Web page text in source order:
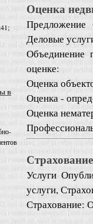
в
Оценка
Предложение
Деловые
Объединение
оценке:
Оценка
Оценка -
Оценка
Услуги
услуги,
Страхование: